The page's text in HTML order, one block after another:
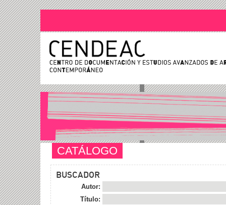
CATÁLOGO
BUSCADOR
Autor:
Título: